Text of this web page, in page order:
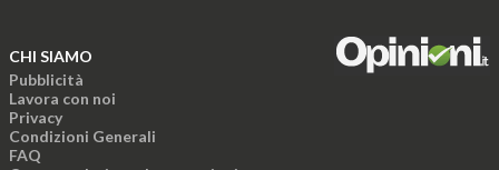
CHI SIAMO
Pubblicità
Lavora con noi
Privacy
Condizioni Generali
FAQ